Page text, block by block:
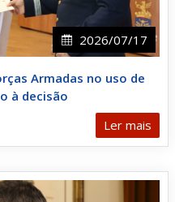
2026/07/17
Armadas no uso de
à decisão
Ler mais